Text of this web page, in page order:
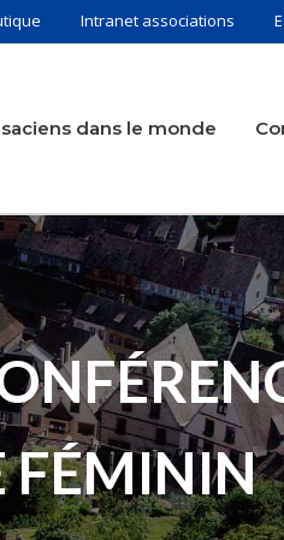
Intranet associations
dans le monde
FÉMININ